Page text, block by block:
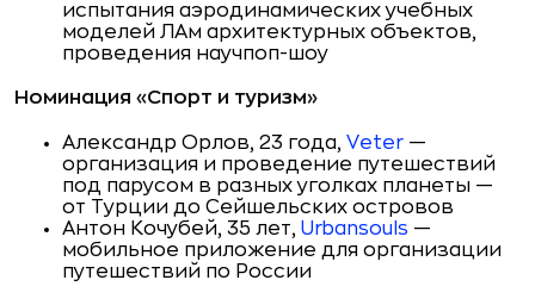
испытания аэродинамических учебных
моделей ЛАм архитектурных объектов,
проведения научпоп-шоу
Номинация «Спорт и туризм»
Александр Орлов, 23 года, Veter —
организация и проведение путешествий
под парусом в разных уголках планеты —
от Турции до Сейшельских островов
Антон Кочубей, 35 лет, Urbansouls —
мобильное приложение для организации
путешествий по России